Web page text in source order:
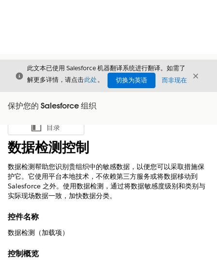
关闭
此文本已使用 Salesforce 机器翻译系统进行翻译。如需了
解更多详情，请点击此处。 切换为英语 而非现在 关闭
保护您的 Salesforce 组织
显示目录
目录
数据检测控制
数据检测帮助您识别贵组织中的敏感数据，以便您可以采取措施保
护它。它使用平台本地技术，不依赖第三方服务或将数据移动到
Salesforce 之外。使用数据检测，通过将数据敏感度级别和类别与
实际现场数据一致，加快数据分类。
控件名称
数据检测（加载项）
控制概览